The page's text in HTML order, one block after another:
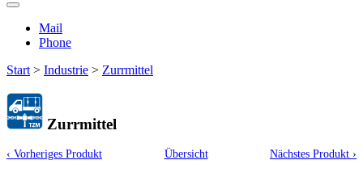
Mail
Phone
Start > Industrie > Zurrmittel
Zurrmittel
‹ Vorheriges Produkt Übersicht Nächstes Produkt ›